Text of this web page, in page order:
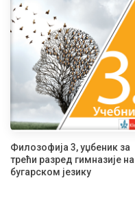
Филозофија 3, уџбеник за
трећи разред гимназије на
бугарском језику